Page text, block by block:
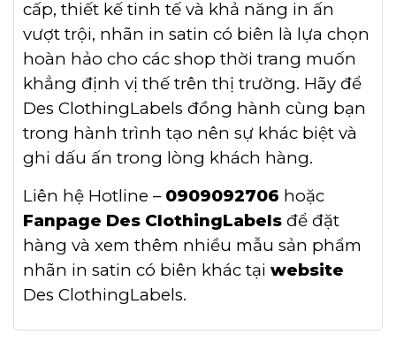
cấp, thiết kế tinh tế và khả năng in ấn
vượt trội, nhãn in satin có biên là lựa chọn
hoàn hảo cho các shop thời trang muốn
khẳng định vị thế trên thị trường. Hãy để
Des ClothingLabels đồng hành cùng bạn
trong hành trình tạo nên sự khác biệt và
ghi dấu ấn trong lòng khách hàng.
Liên hệ Hotline – 0909092706 hoặc
Fanpage Des ClothingLabels để đặt
hàng và xem thêm nhiều mẫu sản phẩm
nhãn in satin có biên khác tại website
Des ClothingLabels.